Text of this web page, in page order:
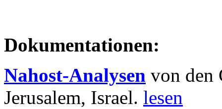
Dokumentationen:
Nahost-Analysen von den
Jerusalem, Israel. lesen